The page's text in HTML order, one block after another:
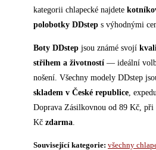
kategorii chlapecké najdete
polobotky DDstep s výhodnými
Boty DDstep jsou známé svojí
střihem a životností — ideální
nošení. Všechny modely DDstep
skladem v České republice ,
Doprava Zásilkovnou od 89 Kč, při
Kč zdarma
Související kategorie: všechny